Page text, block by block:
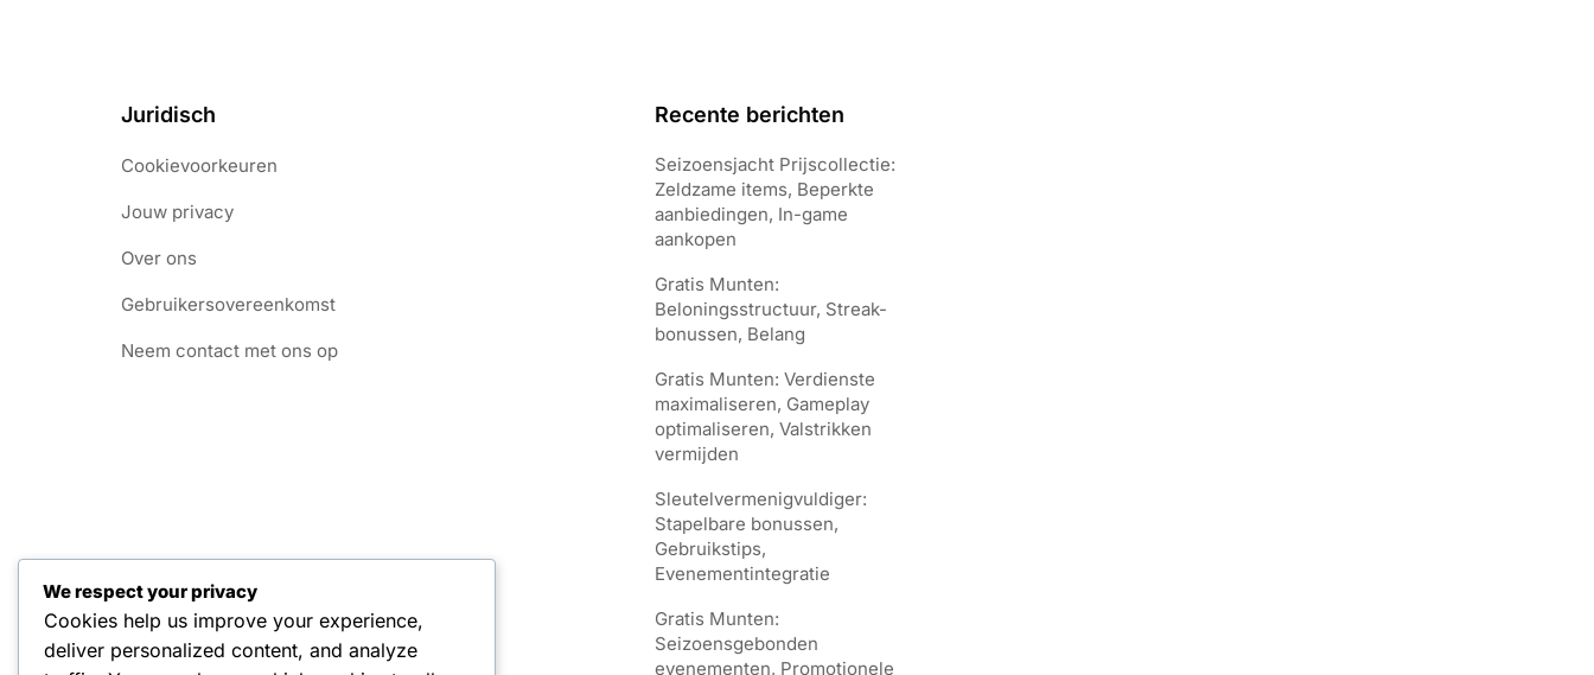
Juridisch
Cookievoorkeuren
Jouw privacy
Over ons
Gebruikersovereenkomst
Neem contact met ons op
Recente berichten
Seizoensjacht Prijscollectie:
Zeldzame items, Beperkte
aanbiedingen, In-game
aankopen
Gratis Munten:
Beloningsstructuur, Streak-
bonussen, Belang
Gratis Munten: Verdienste
maximaliseren, Gameplay
optimaliseren, Valstrikken
vermijden
Sleutelvermenigvuldiger:
Stapelbare bonussen,
Gebruikstips,
Evenementintegratie
Gratis Munten:
Seizoensgebonden
evenementen, Promotionele
We respect your privacy
Cookies help us improve your experience,
deliver personalized content, and analyze